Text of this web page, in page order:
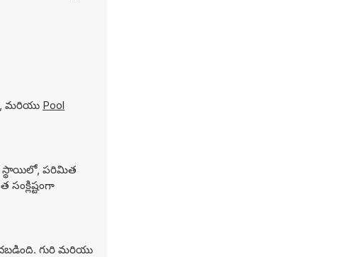
, మరియు Pool
స్థాయిలో, పరిమిత
గురి మరియు